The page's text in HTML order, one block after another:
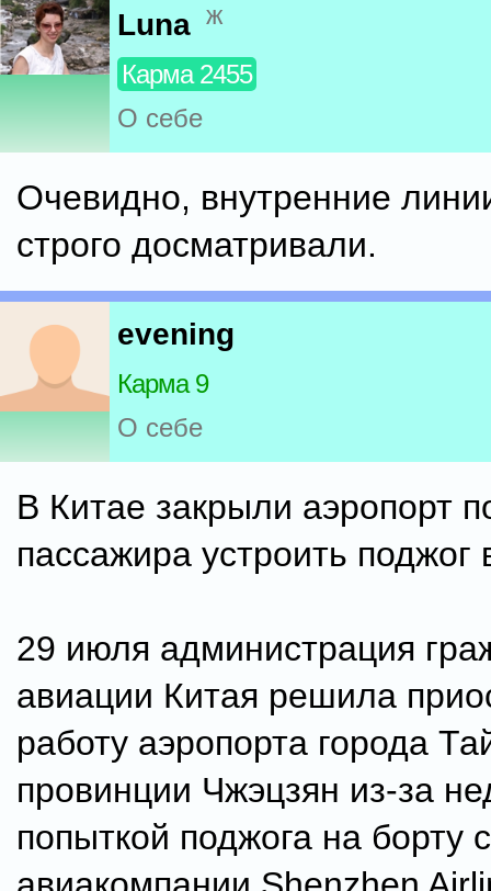
Luna ж
Карма 2455
О себе
Очевидно, внутренние
строго досматривали.
evening
Карма 9
О себе
В Китае закрыли аэропорт
пассажира устроить поджог
29 июля администрация
авиации Китая решила
работу аэропорта города
провинции Чжэцзян из-за
попыткой поджога на борту